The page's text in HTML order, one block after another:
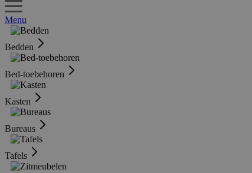
Menu
Bedden
Bed-toebehoren
Kasten
Bureaus
Tafels